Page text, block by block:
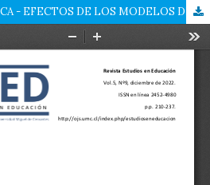
REVISIÓN SISTEMÁTICA - EFECTOS DE LOS MODELOS DE INTEGRACIÓN DIDÁCTICA MEDIADOS CON TIC, EN LA EDUCACIÓN PARA LA CIUDADANÍA